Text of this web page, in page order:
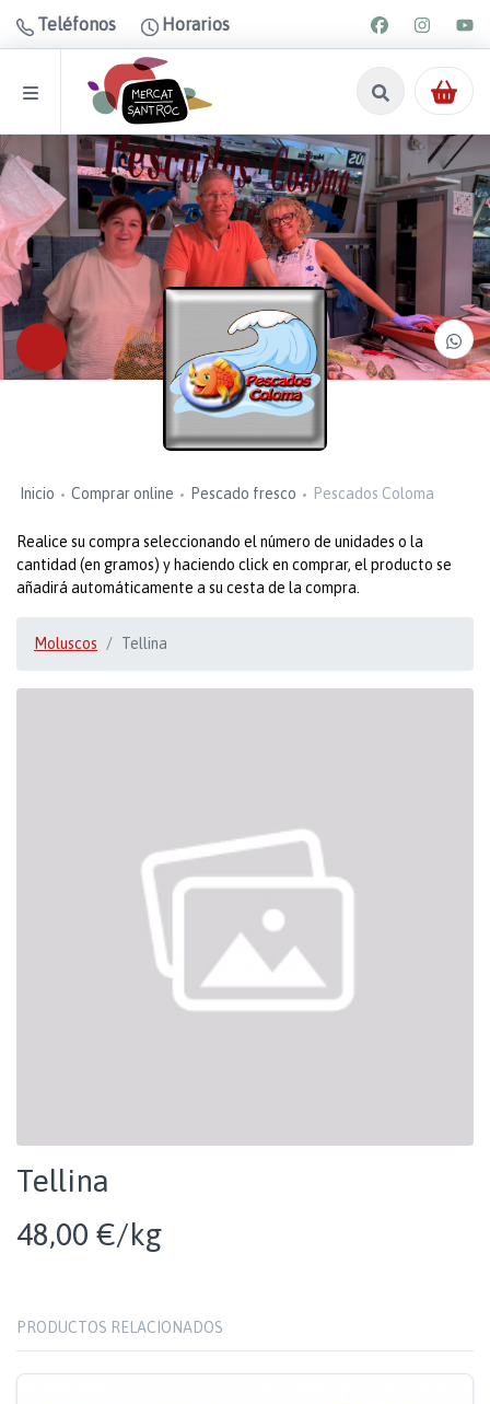
Teléfonos Horarios
Inicio Comprar online Pescado fresco Pescados Coloma
Realice su compra seleccionando el número de unidades o la
cantidad (en gramos) y haciendo click en comprar, el producto se
añadirá automáticamente a su cesta de la compra.
Moluscos Tellina
Tellina
48,00 €/kg
PRODUCTOS RELACIONADOS